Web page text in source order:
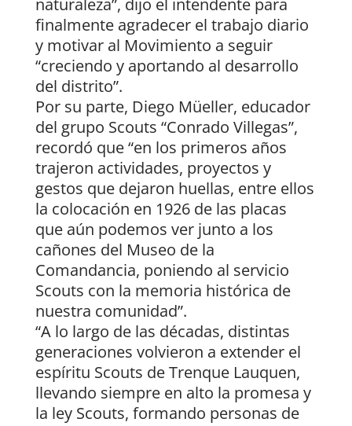
naturaleza”, dijo el intendente para
finalmente agradecer el trabajo diario
y motivar al Movimiento a seguir
“creciendo y aportando al desarrollo
del distrito”.
Por su parte, Diego Müeller, educador
del grupo Scouts “Conrado Villegas”,
recordó que “en los primeros años
trajeron actividades, proyectos y
gestos que dejaron huellas, entre ellos
la colocación en 1926 de las placas
que aún podemos ver junto a los
cañones del Museo de la
Comandancia, poniendo al servicio
Scouts con la memoria histórica de
nuestra comunidad”.
“A lo largo de las décadas, distintas
generaciones volvieron a extender el
espíritu Scouts de Trenque Lauquen,
llevando siempre en alto la promesa y
la ley Scouts, formando personas de